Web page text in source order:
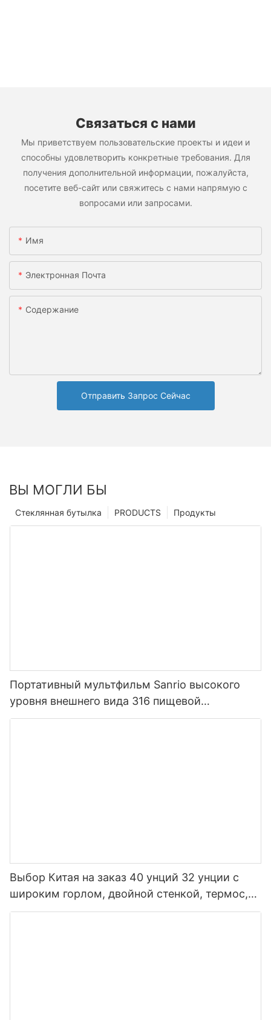
Связаться с нами
Мы приветствуем пользовательские проекты и идеи и
способны удовлетворить конкретные требования. Для
получения дополнительной информации, пожалуйста,
посетите веб-сайт или свяжитесь с нами напрямую с
вопросами или запросами.
Имя
Электронная Почта
Содержание
Отправить Запрос Сейчас
ВЫ МОГЛИ БЫ
Продукты
PRODUCTS
Стеклянная бутылка
Портативный мультфильм Sanrio высокого
уровня внешнего вида 316 пищевой
нержавеющей стали термос для детей
Выбор Китая на заказ 40 унций 32 унции с
широким горлом, двойной стенкой, термос,
изолированная спортивная бутылка для воды